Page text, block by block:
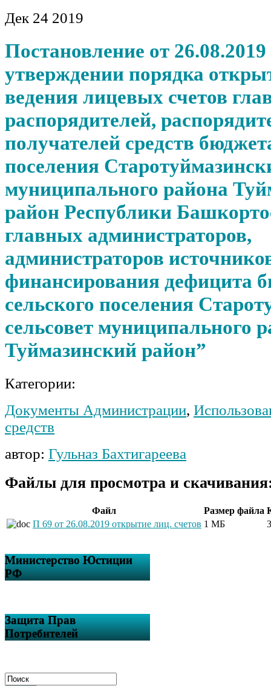
Дек 24 2019
Постановление от
утверждении порядка
ведения лицевых счетов
распорядителей,
получателей средств
поселения
муниципального района
район Республики
главных администраторов,
администраторов
финансирования дефицита
сельского поселения
сельсовет муниципального
Туймазинский район”
Категории:
Документы Администрации,
средств
автор: Гульназ Бахтигареева
Файлы для просмотра и
Файл Размер файла
П 69 от 26.08.2019 открытие лиц. счетов 1 МБ
Министерство Юстиции
РФ
Защита Прав
Потребителей